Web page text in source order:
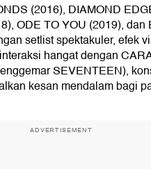
(2016), DIAMOND
ODE TO YOU (2019), dan
setlist spektakuler, efek
hangat dengan
SEVENTEEN),
kesan mendalam bagi
ADVERTISEMENT